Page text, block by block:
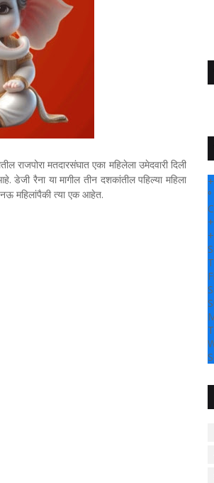
राजपोरा मतदारसंघात एका महिलेला उमेदवारी दिली
डेजी रैना या मागील तीन दशकांतील पहिल्या महिला
महिलांपैकी त्या एक आहेत.
+
°
C
+
+